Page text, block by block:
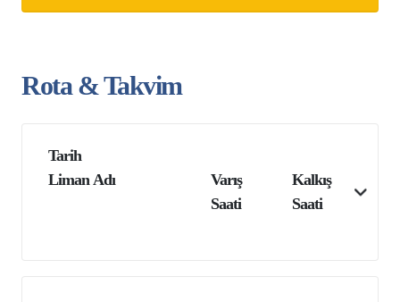
Rota & Takvim
Tarih
Liman Adı
Varış
Saati
Kalkış
Saati